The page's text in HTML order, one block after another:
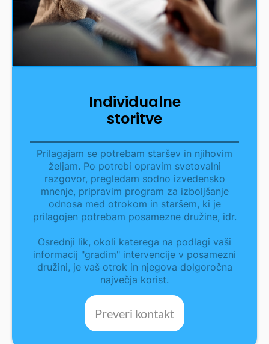
Individualne
storitve
Prilagajam se potrebam staršev in njihovim
željam. Po potrebi opravim svetovalni
razgovor, pregledam sodno izvedensko
mnenje, pripravim program za izboljšanje
odnosa med otrokom in staršem, ki je
prilagojen potrebam posamezne družine, idr.
Osrednji lik, okoli katerega na podlagi vaši
informacij "gradim" intervencije v posamezni
družini, je vaš otrok in njegova dolgoročna
največja korist.
Preveri kontakt